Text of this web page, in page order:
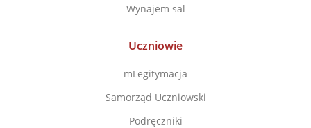
Wynajem sal
Uczniowie
mLegitymacja
Samorząd Uczniowski
Podręczniki